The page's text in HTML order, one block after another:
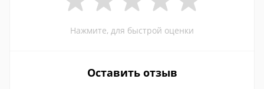
Нажмите, для быстрой оценки
Оставить отзыв